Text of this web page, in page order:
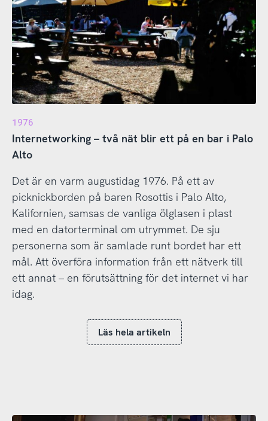
1976
Internetworking – två nät blir ett på en bar i Palo
Alto
Det är en varm augustidag 1976. På ett av
picknickborden på baren Rosottis i Palo Alto,
Kalifornien, samsas de vanliga ölglasen i plast
med en datorterminal om utrymmet. De sju
personerna som är samlade runt bordet har ett
mål. Att överföra information från ett nätverk till
ett annat – en förutsättning för det internet vi har
idag.
Läs hela artikeln